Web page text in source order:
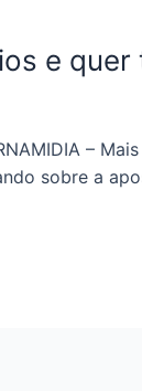
e
–
sobre a